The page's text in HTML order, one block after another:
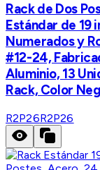
Rack de Dos
Estándar de 19
Numerados y
#12-24,
Aluminio, 13
Rack, Color
R2P26R2P26